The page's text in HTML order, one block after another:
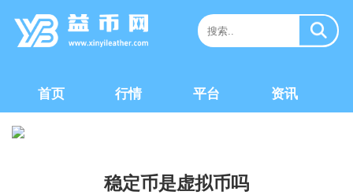
首页 行情 平台 资讯
稳定币是虚拟币吗